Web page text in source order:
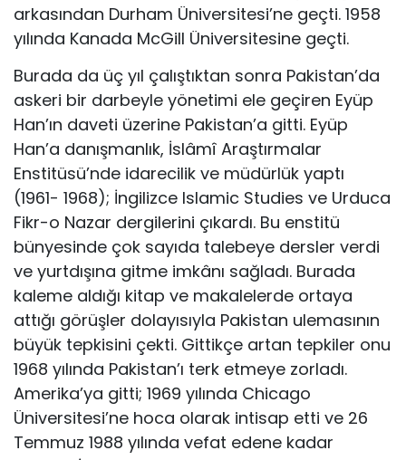
arkasından Durham Üniversitesi’ne geçti. 1958
yılında Kanada McGill Üniversitesine geçti.
Burada da üç yıl çalıştıktan sonra Pakistan’da
askeri bir darbeyle yönetimi ele geçiren Eyüp
Han’ın daveti üzerine Pakistan’a gitti. Eyüp
Han’a danışmanlık, İslâmî Araştırmalar
Enstitüsü’nde idarecilik ve müdürlük yaptı
(1961- 1968); İngilizce Islamic Studies ve Urduca
Fikr-o Nazar dergilerini çıkardı. Bu enstitü
bünyesinde çok sayıda talebeye dersler verdi
ve yurtdışına gitme imkânı sağladı. Burada
kaleme aldığı kitap ve makalelerde ortaya
attığı görüşler dolayısıyla Pakistan ulemasının
büyük tepkisini çekti. Gittikçe artan tepkiler onu
1968 yılında Pakistan’ı terk etmeye zorladı.
Amerika’ya gitti; 1969 yılında Chicago
Üniversitesi’ne hoca olarak intisap etti ve 26
Temmuz 1988 yılında vefat edene kadar